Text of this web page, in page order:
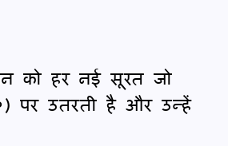
को हर नई सूरत जो
पर उतरती है और उन्हें